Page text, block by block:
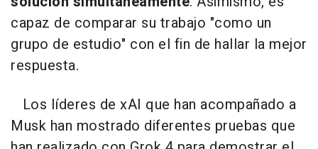
capaz de comparar su trabajo "como un
grupo de estudio" con el fin de hallar la mejor
respuesta.
Los líderes de xAI que han acompañado a
Musk han mostrado diferentes pruebas que